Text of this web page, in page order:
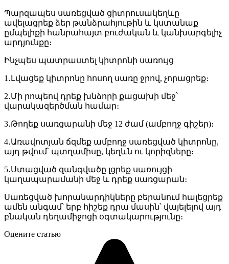
Պարզապես սառեցված ցիտրուսակեղևը
ավելացրեք ձեր թանձրահյութին և կստանաք
ըմպելիքի հանրահայտ բուժական և կանխարգելիչ
արդյունքը։
Ինչպես պատրաստել կիտրոնի սառույց
1․Լվացեք կիտրոնը հոսող սառը ջրով, չորացրեք։
2․Մի րոպեով դրեք խնձորի քացախի մեջ՝
վարակազերծման համար։
3․Թողեք սառցարանի մեջ 12 ժամ (ամբողջ գիշեր)։
4․Առավոտյան ճզմեք ամբողջ սառեցված կիտրոնը,
այդ թվում՝ պտղամիսը, կեղևն ու կորիզները։
5․Ստացված զանգվածը լցրեք սառույցի
կաղապարամանի մեջ և դրեք սառցարան։
Սառեցված խորանարդիկները բերանում հալեցրեք
ամեն անգամ՝ երբ հիշեք դրա մասին՝ վայելելով այդ
բնական դեղամիջոցի օգտակարությունը։
Оцените статью